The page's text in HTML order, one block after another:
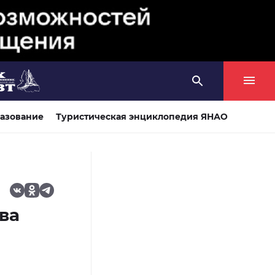
Туристическая энциклопедия ЯНАО